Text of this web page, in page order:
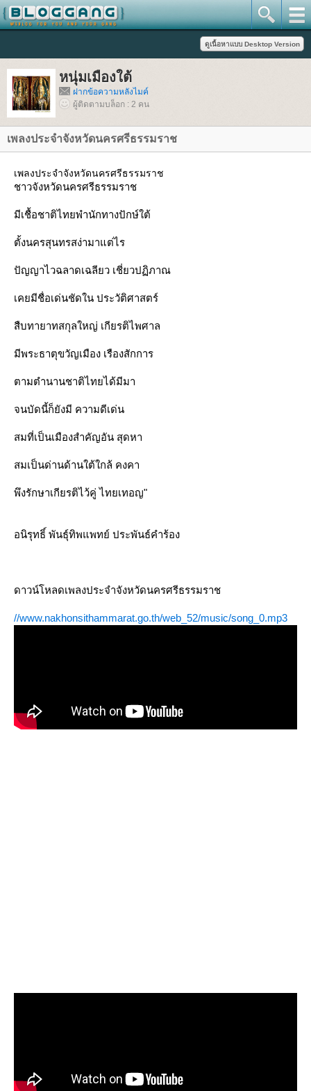
หนุ่มเมืองใต้
ฝากข้อความหลังไมค์
ผู้ติดตามบล็อก : 2 คน
เพลงประจำจังหวัดนครศรีธรรมราช
เพลงประจำจังหวัดนครศรีธรรมราช
ชาวจังหวัดนครศรีธรรมราช
มีเชื้อชาติไทยพำนักทางปักษ์ใต้
ตั้งนครสุนทรสง่ามาแต่ไร
ปัญญาไวฉลาดเฉลียว เชี่ยวปฏิภาณ
เคยมีชื่อเด่นชัดใน ประวัติศาสตร์
สืบทายาทสกุลใหญ่ เกียรติไพศาล
มีพระธาตุขวัญเมือง เรืองสักการ
ตามตำนานชาติไทยได้มีมา
จนบัดนี้ก็ยังมี ความดีเด่น
สมที่เป็นเมืองสำคัญอัน สุดหา
สมเป็นด่านด้านใต้ใกล้ คงคา
พึงรักษาเกียรติไว้คู่ ไทยเทอญ"
อนิรุทธิ์ พันธุ์ทิพแพทย์ ประพันธ์คำร้อง
ดาวน์โหลดเพลงประจำจังหวัดนครศรีธรรมราช
//www.nakhonsithammarat.go.th/web_52/music/song_0.mp3